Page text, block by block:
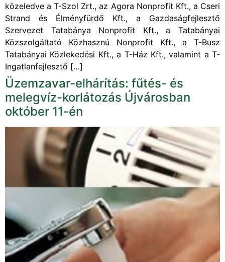
közeledve a T-Szol Zrt., az Agora Nonprofit Kft., a Cseri
Strand és Élményfürdő Kft., a Gazdaságfejlesztő
Szervezet Tatabánya Nonprofit Kft., a Tatabányai
Közszolgáltató Közhasznú Nonprofit Kft., a T-Busz
Tatabányai Közlekedési Kft., a T-Ház Kft., valamint a T-
Ingatlanfejlesztő […]
Üzemzavar-elhárítás: fűtés- és
melegvíz-korlátozás Újvárosban
október 11-én